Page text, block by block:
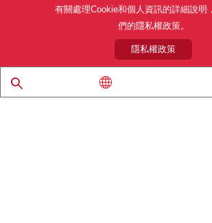
網站使用條款 利用目的 隱私權政策
關於本公司產品銷售之標準條款
© 1997 - 2026 ROHM CO., LTD. ALL RIGHTS
有關處理Cookie和個人資訊的詳細說明
們的隱私權政策。
隱私權政策